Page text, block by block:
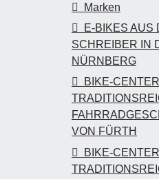
Marken
E-BIKES AUS
SCHREIBER IN
NÜRNBERG
BIKE-
VON FÜRTH
BIKE-